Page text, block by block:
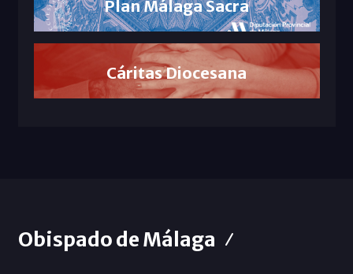
Plan Málaga Sacra
Cáritas Diocesana
Obispado de Málaga